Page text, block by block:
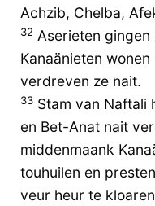
Achzib, Chelba,
32 Aserieten gingen
Kanaänieten
verdreven ze nait.
33 Stam van Naftali
en Bet-Anat nait
middenmaank
touhuilen en
veur heur te